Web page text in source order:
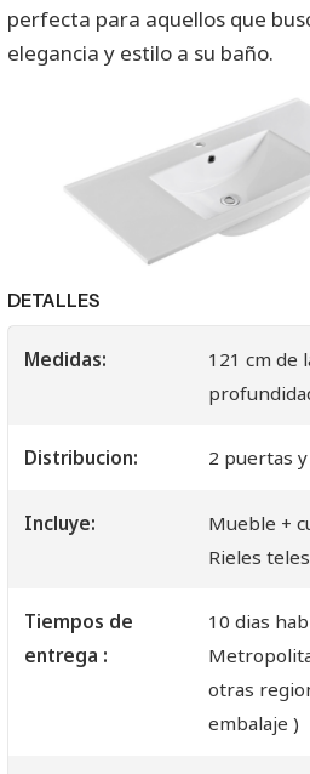
perfecta para aquellos que
elegancia y estilo a su baño.
DETALLES
Medidas:
121 cm de
Distribucion: 2 puertas
Incluye:
Mueble +
Rieles
Tiempos de
entrega :
10 dias
otras
embalaje )